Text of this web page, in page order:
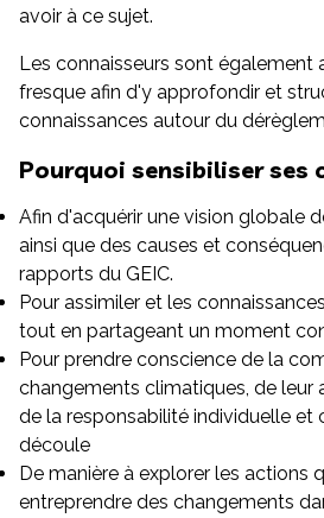
avoir à ce sujet.
Les connaisseurs sont également
fresque afin d'y approfondir et
connaissances autour du
Pourquoi sensibiliser ses
Afin d'acquérir une vision globale
ainsi que des causes et
rapports du GEIC.
Pour assimiler et les
tout en partageant un moment
Pour prendre conscience de la
changements climatiques, de leur
de la responsabilité individuelle et
découle
De manière à explorer les actions
entreprendre des changements